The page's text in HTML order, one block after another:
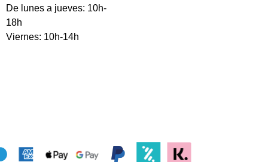
De lunes a jueves: 10h-
18h
Viernes: 10h-14h